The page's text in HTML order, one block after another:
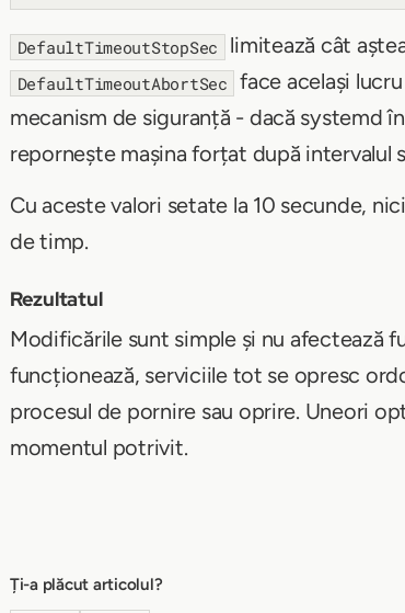
DefaultTimeoutStopSec limitează cât
DefaultTimeoutAbortSec face același
mecanism de siguranță - dacă systemd
repornește mașina forțat după intervalul
Cu aceste valori setate la 10 secunde,
de timp.
Rezultatul
Modificările sunt simple și nu afectează
funcționează, serviciile tot se opresc
procesul de pornire sau oprire. Uneori
momentul potrivit.
Ți-a plăcut articolul?